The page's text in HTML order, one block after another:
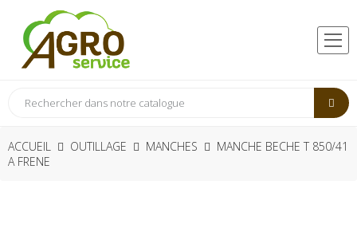
ACCUEIL OUTILLAGE MANCHES
MANCHE BECHE T 850/41
A FRENE